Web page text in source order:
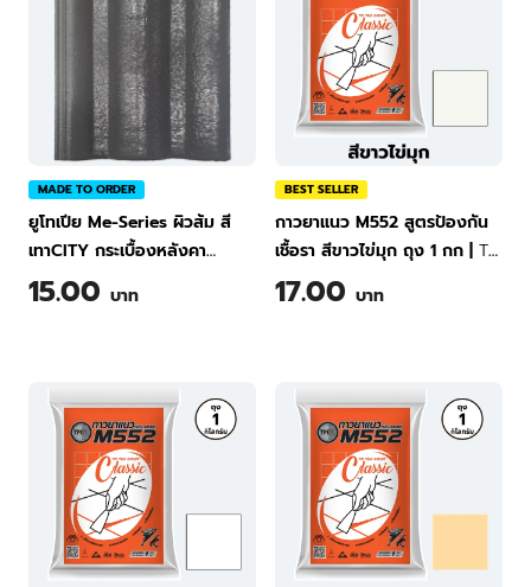
MADE TO ORDER
ยูโทเปีย Me-Series ผิวส้ม สี
เทาCITY กระเบื้องหลังคา
คอนกรีต ทีพีไอ Green
15.00 บาท
BEST SELLER
กาวยาแนว M552 สูตรป้องกัน
เชื้อรา สีขาวไข่มุก ถุง 1 กก
TPI
Tile Grout Classic M552
(Pearl White) 1 kg
17.00 บาท